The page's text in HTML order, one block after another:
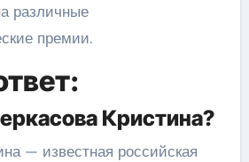
различные
премии.
Кристина?
— известная российская